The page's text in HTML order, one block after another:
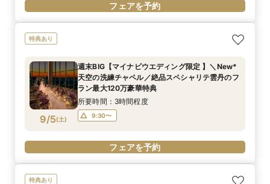
フェアを予約
特典あり
9/5(土)
週末BIG【マイナビウエディング限定 】＼New*
天空の洗練チャペル／絶品スペシャリテ雲丹のフ
ラン最大120万豪華特典
所要時間：3時間程度
9:30〜
フェアを予約
特典あり